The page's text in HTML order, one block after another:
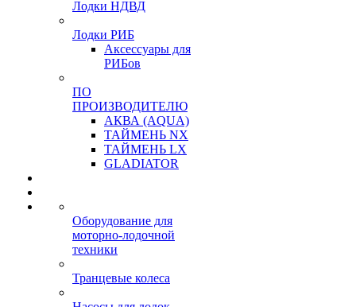
Лодки НДВД
Лодки РИБ
Аксессуары для
РИБов
ПО
ПРОИЗВОДИТЕЛЮ
АКВА (AQUA)
ТАЙМЕНЬ NX
ТАЙМЕНЬ LX
GLADIATOR
Оборудование для
моторно-лодочной
техники
Транцевые колеса